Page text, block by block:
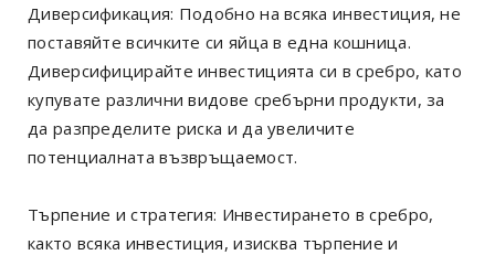
Диверсификация: Подобно на всяка инвестиция, не
поставяйте всичките си яйца в една кошница.
Диверсифицирайте инвестицията си в сребро, като
купувате различни видове сребърни продукти, за
да разпределите риска и да увеличите
потенциалната възвръщаемост.
Търпение и стратегия: Инвестирането в сребро,
както всяка инвестиция, изисква търпение и